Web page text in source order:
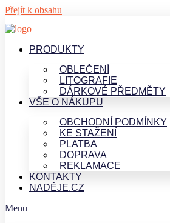
Přejít k obsahu
PRODUKTY
OBLEČENÍ
LITOGRAFIE
DÁRKOVÉ PŘEDMĚTY
VŠE O NÁKUPU
OBCHODNÍ PODMÍNKY
KE STAŽENÍ
PLATBA
DOPRAVA
REKLAMACE
KONTAKTY
NADĚJE.CZ
Menu